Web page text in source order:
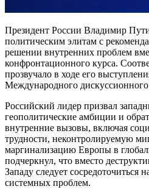
Президент России Владимир
политическим элитам с
решении внутренних проблем
конфронтационного курса.
прозвучало в ходе его
Международного
Российский лидер призвал
геополитические амбиции и
внутренние вызовы, включая
трудности, неконтролируемую
маргинализацию Европы в
подчеркнул, что вместо
Западу следует сосредоточиться
системных проблем.